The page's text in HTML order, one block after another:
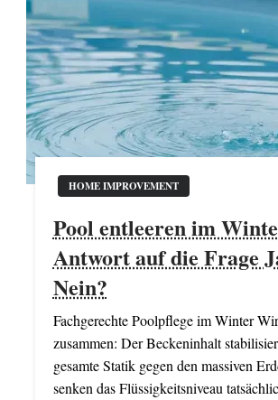
HOME IMPROVEMENT
Pool entleeren im
Antwort auf die Frage
Nein?
Fachgerechte Poolpflege im Winter
zusammen: Der Beckeninhalt
gesamte Statik gegen den massiven
senken das Flüssigkeitsniveau